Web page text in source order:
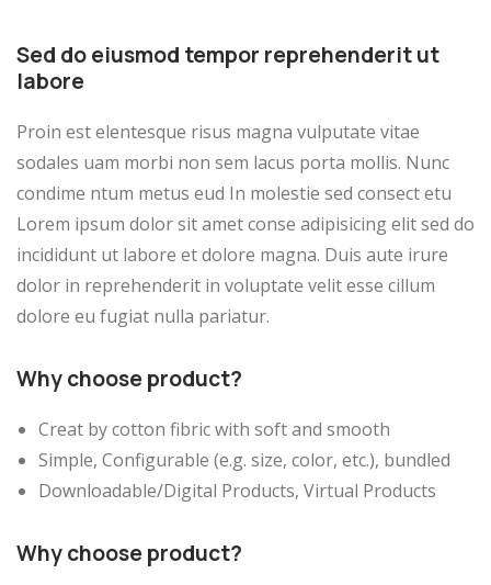
Sed do eiusmod tempor reprehenderit ut
labore
Proin est elentesque risus magna vulputate vitae
sodales uam morbi non sem lacus porta mollis. Nunc
condime ntum metus eud In molestie sed consect etu
Lorem ipsum dolor sit amet conse adipisicing elit sed do
incididunt ut labore et dolore magna. Duis aute irure
dolor in reprehenderit in voluptate velit esse cillum
dolore eu fugiat nulla pariatur.
Why choose product?
Creat by cotton fibric with soft and smooth
Simple, Configurable (e.g. size, color, etc.), bundled
Downloadable/Digital Products, Virtual Products
Why choose product?